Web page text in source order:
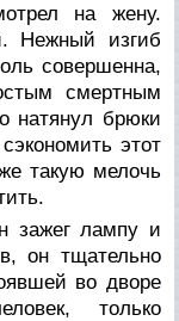
на жену.
Нежный изгиб
совершенна,
смертным
натянул брюки
этот
такую мелочь
зажег лампу и
он тщательно
во дворе
только